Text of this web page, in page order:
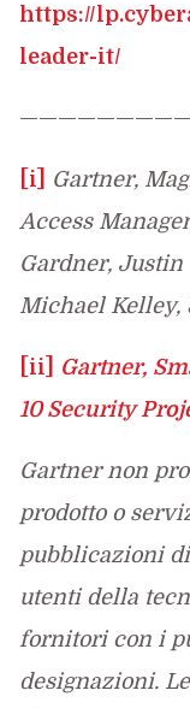
https://
leader-it/
[i]
Gartner,
Access
Gardner, Justin
Michael Kelley,
[ii]
Gartner,
10 Security
Gartner non
prodotto o
pubblicazioni
utenti della
fornitori con i
designazioni.